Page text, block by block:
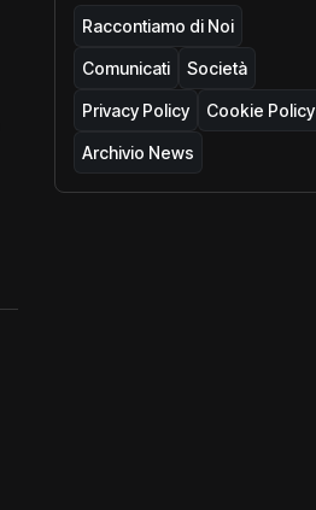
Raccontiamo di Noi
Comunicati Società
Privacy Policy Cookie Policy
Archivio News